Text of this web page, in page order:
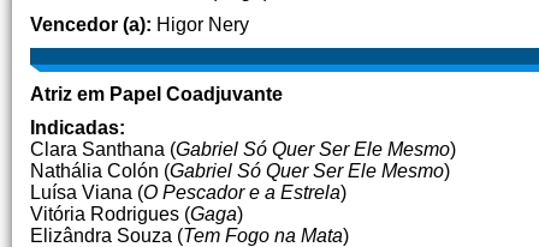
Vencedor (a): Higor Nery
Atriz em Papel Coadjuvante
Indicadas:
Clara Santhana (Gabriel Só Quer Ser Ele Mesmo)
Nathália Colón (Gabriel Só Quer Ser Ele Mesmo)
Luísa Viana (O Pescador e a Estrela)
Vitória Rodrigues (Gaga)
Elizândra Souza (Tem Fogo na Mata)